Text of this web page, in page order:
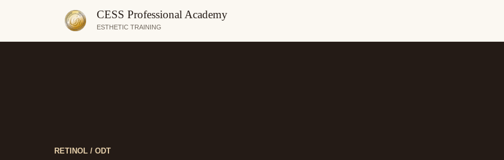
CESS Professional Academy
ESTHETIC TRAINING
RETINOL / ODT